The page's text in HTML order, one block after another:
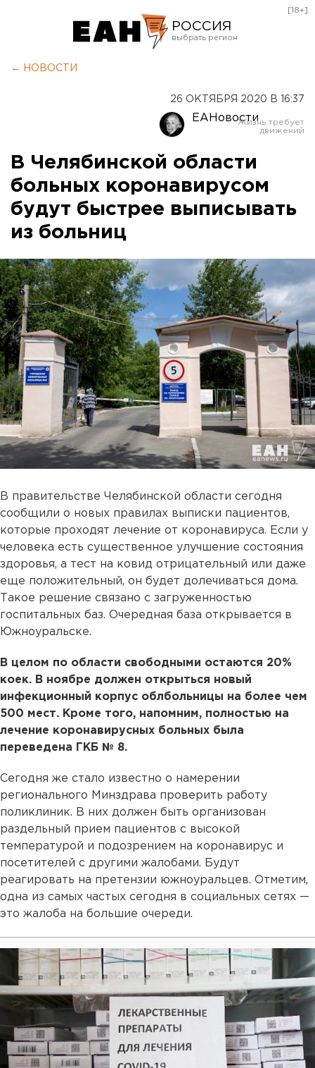
РОССИЯ
Оренбург
[18+]
← НОВОСТИ
26 ОКТЯБРЯ 2020 В 16:37
ЕАНовости
В Челябинской области
больных коронавирусом
будут быстрее выписывать
из больниц
В правительстве Челябинской области сегодня
сообщили о новых правилах выписки пациентов,
которые проходят лечение от коронавируса. Если у
человека есть существенное улучшение состояния
здоровья, а тест на ковид отрицательный или даже
еще положительный, он будет долечиваться дома.
Такое решение связано с загруженностью
госпитальных баз. Очередная база открывается в
Южноуральске.
В целом по области свободными остаются 20%
коек. В ноябре должен открыться новый
инфекционный корпус облбольницы на более чем
500 мест. Кроме того, напомним, полностью на
лечение коронавирусных больных была
переведена ГКБ № 8.
Сегодня же стало известно о намерении
регионального Минздрава проверить работу
поликлиник. В них должен быть организован
раздельный прием пациентов с высокой
температурой и подозрением на коронавирус и
посетителей с другими жалобами. Будут
реагировать на претензии южноуральцев. Отметим,
одна из самых частых сегодня в социальных сетях —
это жалоба на большие очереди.